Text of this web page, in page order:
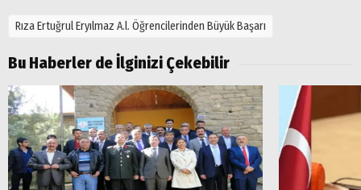
Rıza Ertuğrul Eryılmaz A.l. Öğrencilerinden Büyük Başarı
Bu Haberler de İlginizi Çekebilir